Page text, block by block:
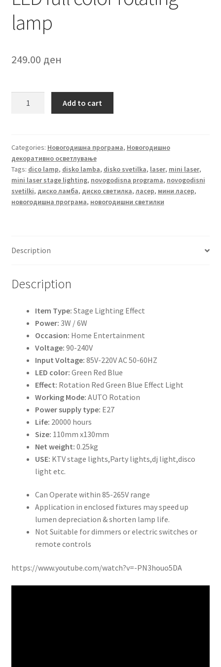
lamp
249.00 ден
lamp
quantity
Add to cart
Categories: Новогодишна програма, Новогодишно
декоративно осветлување
Tags: dico lamp, disko lamba, disko svetilka, laser, mini laser,
mini laser stage lighting, novogodisna programa, novogodisni
svetilki, диско ламба, диско светилка, ласер, мини ласер,
новогодишна програма, новогодишни светилки
Description
Description
Item Type: Stage Lighting Effect
Power: 3W / 6W
Occasion: Home Entertainment
Voltage: 90-240V
Input Voltage: 85V-220V AC 50-60HZ
LED color: Green Red Blue
Effect: Rotation Red Green Blue Effect Light
Working Mode: AUTO Rotation
Power supply type: E27
Life: 20000 hours
Size: 110mm x130mm
Net weight: 0.25kg
USE: KTV stage lights,Party lights,dj light,disco
light etc.
Can Operate within 85-265V range
Application in enclosed fixtures may speed up
lumen depreciation & shorten lamp life.
Not Suitable for dimmers or electric switches or
remote controls
https://www.youtube.com/watch?v=-PN3houo5DA